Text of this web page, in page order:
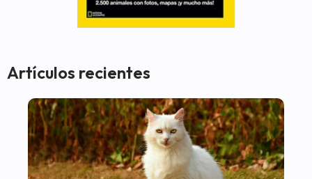
Artículos recientes